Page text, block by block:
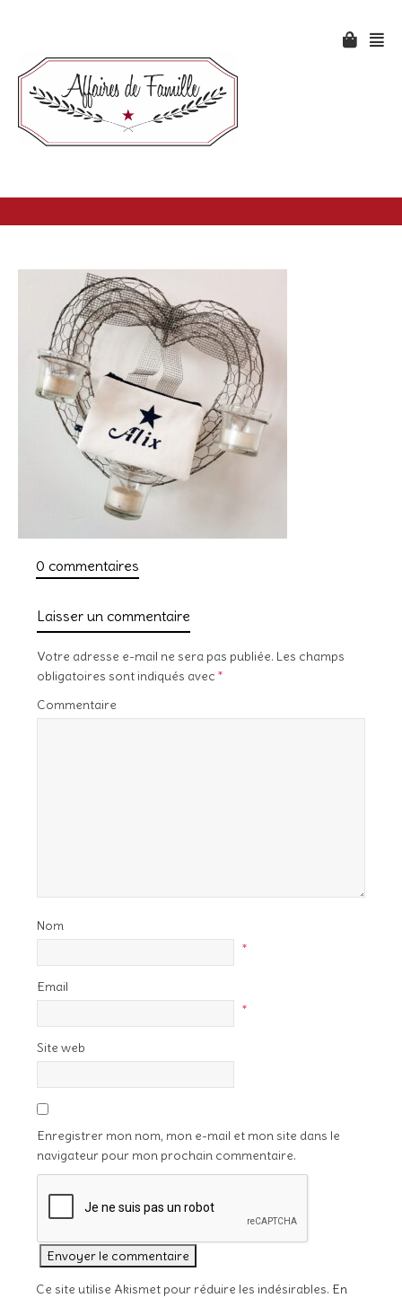
0 commentaires
Laisser un commentaire
Votre adresse e-mail ne sera pas publiée. Les champs
obligatoires sont indiqués avec *
Commentaire
Nom
*
Email
*
Site web
Enregistrer mon nom, mon e-mail et mon site dans le
navigateur pour mon prochain commentaire.
Ce site utilise Akismet pour réduire les indésirables. En